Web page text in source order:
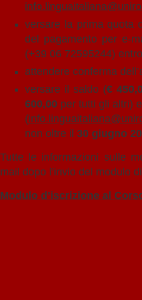
versare la prima quota
del pagamento per e-
(+39 06 72595244)
attendere conferma
versare il saldo (€
600,00 per tutti gli altri)
(
non oltre il 30 giugno
Tutte le informazioni sulle
mail dopo l’invio del modulo
Modulo d’iscrizione al